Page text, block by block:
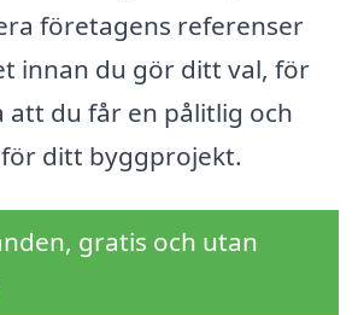
företagens referenser
innan du gör ditt val, för
att du får en pålitlig och
ditt byggprojekt.
gratis och utan